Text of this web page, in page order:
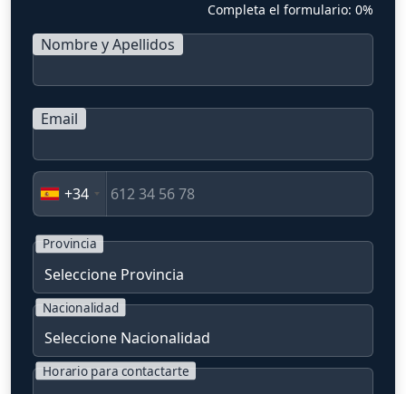
Completa el formulario: 0%
Nombre y Apellidos
Email
+34
Provincia
Nacionalidad
Horario para contactarte